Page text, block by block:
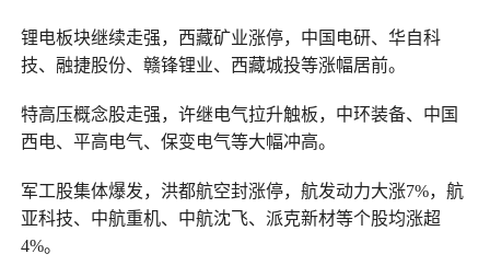
锂电板块继续走强，西藏矿业涨停，中国电研、华自科
技、融捷股份、赣锋锂业、西藏城投等涨幅居前。
特高压概念股走强，许继电气拉升触板，中环装备、中国
西电、平高电气、保变电气等大幅冲高。
军工股集体爆发，洪都航空封涨停，航发动力大涨7%，航
亚科技、中航重机、中航沈飞、派克新材等个股均涨超
4%。